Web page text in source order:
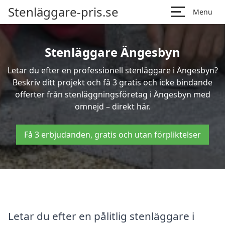
Stenläggare-pris.se Menu
Stenläggare Ängesbyn
Letar du efter en professionell stenläggare i Ängesbyn?
Beskriv ditt projekt och få 3 gratis och icke bindande
offerter från stenläggningsföretag i Ängesbyn med
omnejd – direkt här.
Få 3 erbjudanden, gratis och utan förpliktelser
Letar du efter en pålitlig stenläggare i